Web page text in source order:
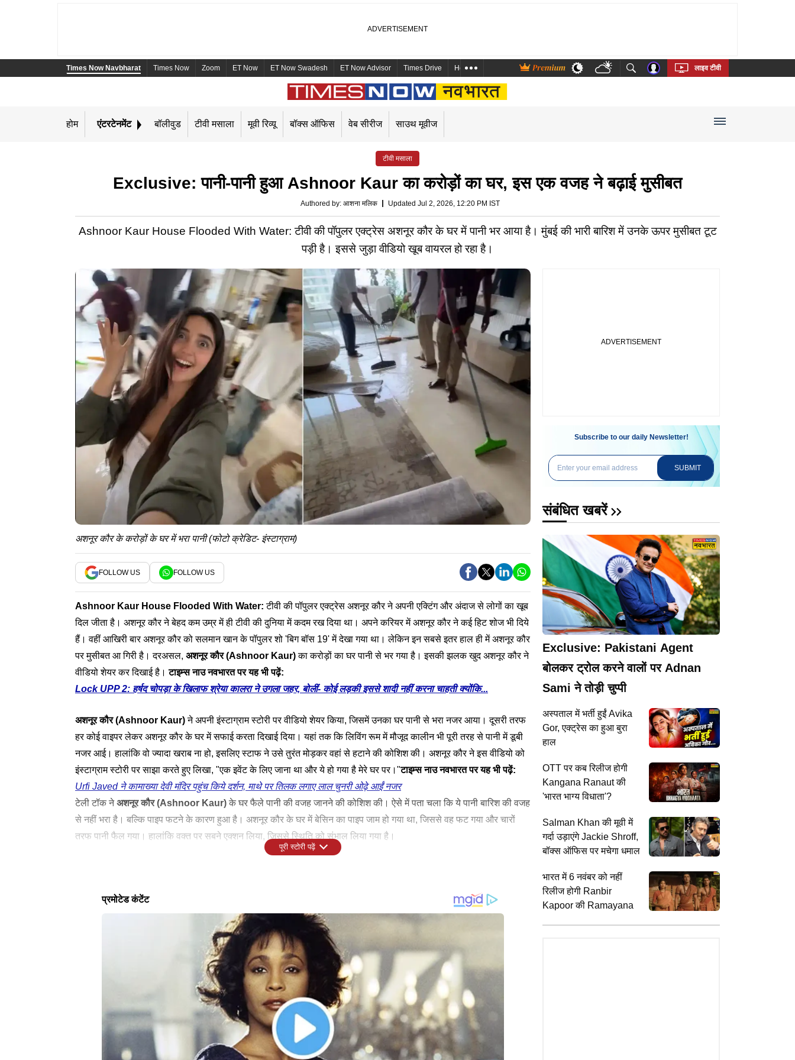
Times Now Navbharat Times Now Zoom ET Now ET Now Swadesh ET Now Advisor Times Drive Health and Me Marathi Bengali Telugu Tamil Kannada Malayalam
लाइव टीवी
होम एंटरटेनमेंट बॉलीवुड टीवी मसाला मूवी रिव्यू बॉक्स ऑफिस वेब सीरीज साउथ मूवीज
टीवी मसाला
Exclusive: पानी-पानी हुआ Ashnoor Kaur का करोड़ों का घर, इस एक वजह ने बढ़ाई मुसीबत
Authored by: आशना मलिक Updated Jul 2, 2026, 12:20 PM IST
Ashnoor Kaur House Flooded With Water: टीवी की पॉपुलर एक्ट्रेस अशनूर कौर के घर में पानी भर आया है। मुंबई की भारी बारिश में उनके ऊपर मुसीबत टूट
पड़ी है। इससे जुड़ा वीडियो खूब वायरल हो रहा है।
अशनूर कौर के करोड़ों के घर में भरा पानी (फोटो क्रेडिट- इंस्टाग्राम)
FOLLOW US FOLLOW US
Ashnoor Kaur House Flooded With Water:टीवी की पॉपुलर एक्ट्रेस अशनूर कौर ने अपनी एक्टिंग और अंदाज से लोगों का खूब
दिल जीता है। अशनूर कौर ने बेहद कम उम्र में ही टीवी की दुनिया में कदम रख दिया था। अपने करियर में अशनूर कौर ने कई हिट शोज भी दिये
हैं। वहीं आखिरी बार अशनूर कौर को सलमान खान के पॉपुलर शो 'बिग बॉस 19' में देखा गया था। लेकिन इन सबसे इतर हाल ही में अशनूर कौर
पर मुसीबत आ गिरी है। दरअसल, अशनूर कौर (Ashnoor Kaur)का करोड़ों का घर पानी से भर गया है। इसकी झलक खुद अशनूर कौर ने
वीडियो शेयर कर दिखाई है।टाइम्स नाउ नवभारत पर यह भी पढ़ें:
Lock UPP 2: हर्षद चोपड़ा के खिलाफ श्रेया कालरा ने उगला जहर, बोलीं- कोई लड़की इससे शादी नहीं करना चाहती क्योंकि...
अशनूर कौर (Ashnoor Kaur)ने अपनी इंस्टाग्राम स्टोरी पर वीडियो शेयर किया, जिसमें उनका घर पानी से भरा नजर आया। दूसरी तरफ
हर कोई वाइपर लेकर अशनूर कौर के घर में सफाई करता दिखाई दिया। यहां तक कि लिविंग रूम में मौजूद कालीन भी पूरी तरह से पानी में डूबी
नजर आई। हालांकि वो ज्यादा खराब ना हो, इसलिए स्टाफ ने उसे तुरंत मोड़कर वहां से हटाने की कोशिश की। अशनूर कौर ने इस वीडियो को
इंस्टाग्राम स्टोरी पर साझा करते हुए लिखा, "एक इवेंट के लिए जाना था और ये हो गया है मेरे घर पर।"टाइम्स नाउ नवभारत पर यह भी पढ़ें:
Urfi Javed ने कामाख्या देवी मंदिर पहुंच किये दर्शन, माथे पर तिलक लगाए लाल चुनरी ओढ़े आईं नजर
टेली टॉक नेअशनूर कौर (Ashnoor Kaur) के घर फैले पानी की वजह जानने की कोशिश की। ऐसे में पता चला कि ये पानी बारिश की वजह
से नहीं भरा है। बल्कि पाइप फटने के कारण हुआ है। अशनूर कौर के घर में बेसिन का पाइप जाम हो गया था, जिससे वह फट गया और चारों
तरफ पानी फैल गया। हालांकि वक्त पर सबने एक्शन लिया, जिससे स्थिति को संभाल लिया गया है।
मुंबई में 3 बीएचके अपार्टमेंट लिया था। इस घर में अशनूर कौर अपने मम्मी-पापा के साथ रहती हैं। अशनूर कौर की इस उपलब्धि ने फैंस को भी
हैरान करने में कोई कसर नहीं छोड़ी थी। टीवी पर जबरदस्त पहचान बनाने के साथ-साथ अशनूर कौर की सोशल मीडिया पर भी अच्छी खासी
फैन फॉलोइंग है। एक करोड़ से ज्यादा लोग उन्हें इंस्टाग्राम पर फॉलो करते हैं।
लेटेस्ट न्यूज
PoK में मानवाधिकार उल्लंघन पर संयुक्त
राष्ट्र सख्त: शांतिपूर्ण प्रदर्शनकारियों पर
कार्रवाई के खिलाफ जवाबदेही की मांग
SPIRITUALITY
चंद्र-बृहस्पति की युति से बनेगा गजकेसरी
योग, इन 3 राशियों की तिजोरी पर लग
सकता है कुबेर का ताला
ENTERTAINMENT
Exclusive: Pakistani Agent बोलकर
ट्रोल करने वालों पर Adnan Sami ने
तोड़ी चुप्पी
पूरी स्टोरी पढ़ें
Subscribe to our daily Newsletter!
SUBMIT
संबंधित खबरें
Exclusive: Pakistani Agent
बोलकर ट्रोल करने वालों पर Adnan
Sami ने तोड़ी चुप्पी
अस्पताल में भर्ती हुईं Avika
Gor, एक्ट्रेस का हुआ बुरा
हाल
OTT पर कब रिलीज होगी
Kangana Ranaut की
'भारत भाग्य विधाता'?
Salman Khan की मूवी में
गर्दा उड़ाएंगे Jackie Shroff,
बॉक्स ऑफिस पर मचेगा धमाल
भारत में 6 नवंबर को नहीं
रिलीज होगी Ranbir
Kapoor की Ramayana